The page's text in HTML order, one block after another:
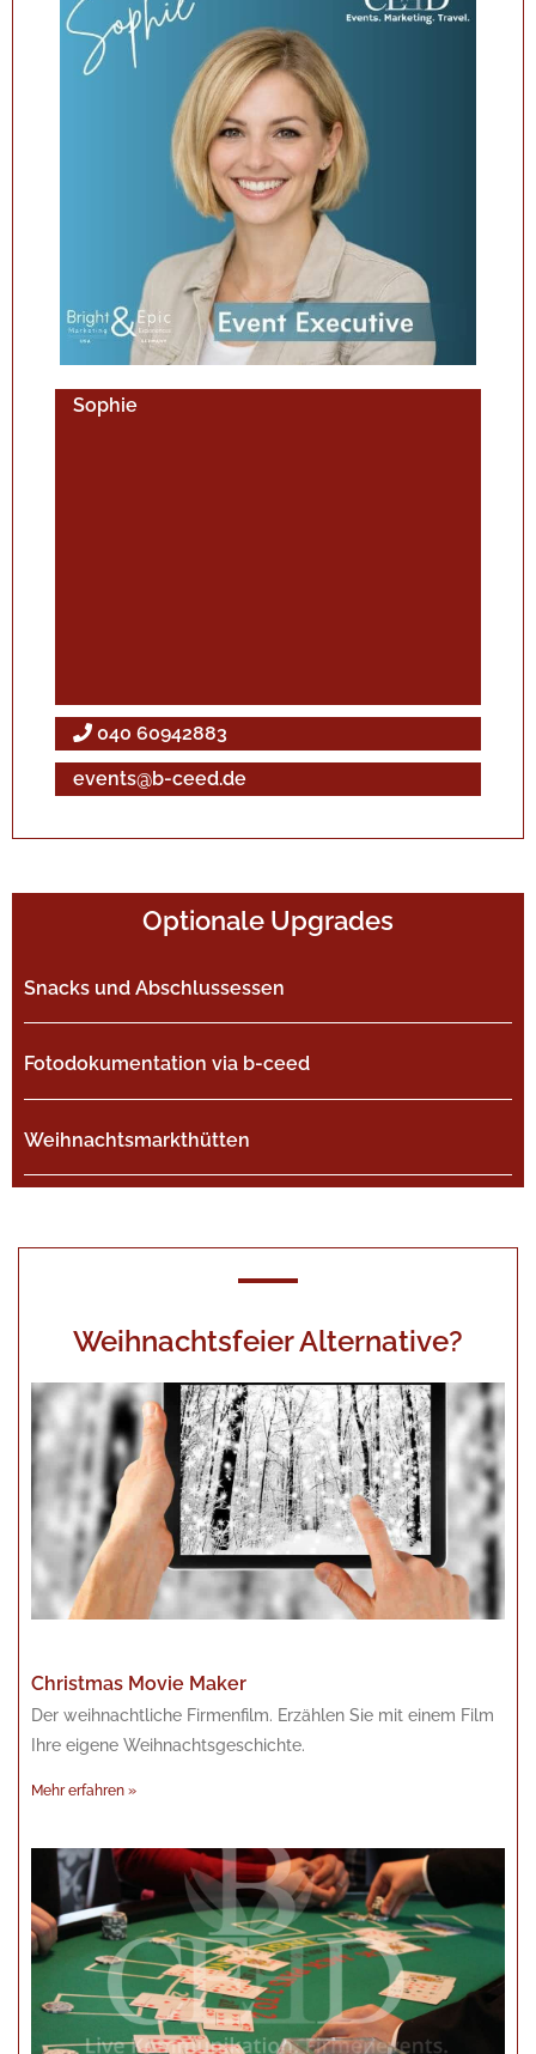
Sophie
040 60942883
events@b-ceed.de
Optionale Upgrades
Snacks und Abschlussessen
Fotodokumentation via b-ceed
Weihnachtsmarkthütten
Weihnachtsfeier Alternative?
Christmas Movie Maker
Der weihnachtliche Firmenfilm. Erzählen Sie mit einem Film
Ihre eigene Weihnachtsgeschichte.
Mehr erfahren »